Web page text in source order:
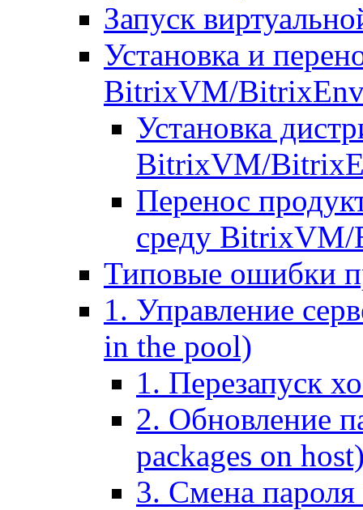
Запуск
Установка и
BitrixVM/
Установка
BitrixVM/
Перенос
среду
Типовые ошибки
1. Управление
in the pool)
1. Перезапуск
2. Обновление
packages on
3. Смена пароля